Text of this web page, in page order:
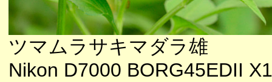
ツマムラサキマダラ雄
Nikon D7000 BORG45EDII